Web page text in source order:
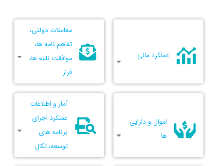
عملکرد مالی
معاملات دولتی،
تفاهم نامه ها،
موافقت نامه ها،
قرار
اموال و دارایی
ها
آمار و اطلاعات
عملکرد اجرای
برنامه های
توسعه، تکال